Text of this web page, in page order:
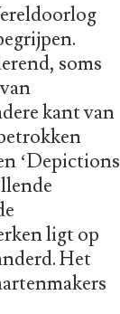
soms
kant van
‘Depictions
ligt op
Het